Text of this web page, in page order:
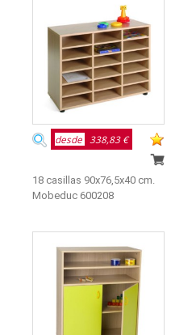
desde 338,83 €
18 casillas 90x76,5x40 cm.
Mobeduc 600208